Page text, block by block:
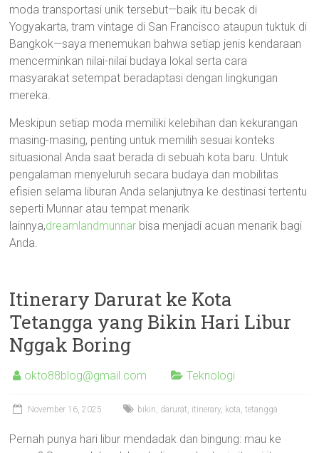
moda transportasi unik tersebut—baik itu becak di
Yogyakarta, tram vintage di San Francisco ataupun tuktuk di
Bangkok—saya menemukan bahwa setiap jenis kendaraan
mencerminkan nilai-nilai budaya lokal serta cara
masyarakat setempat beradaptasi dengan lingkungan
mereka.
Meskipun setiap moda memiliki kelebihan dan kekurangan
masing-masing, penting untuk memilih sesuai konteks
situasional Anda saat berada di sebuah kota baru. Untuk
pengalaman menyeluruh secara budaya dan mobilitas
efisien selama liburan Anda selanjutnya ke destinasi tertentu
seperti Munnar atau tempat menarik
lainnya,dreamlandmunnar bisa menjadi acuan menarik bagi
Anda.
Itinerary Darurat ke Kota
Tetangga yang Bikin Hari Libur
Nggak Boring
okto88blog@gmail.com Teknologi
November 16, 2025 bikin, darurat, itinerary, kota,tetangga
Pernah punya hari libur mendadak dan bingung: mau ke